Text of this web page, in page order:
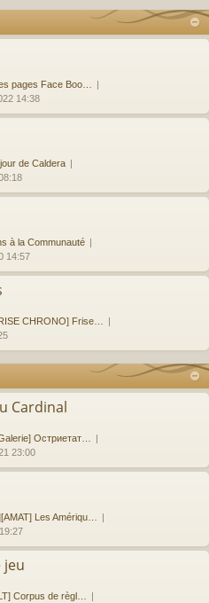
pages Face Boo…
14:38
de Caldera
à la Communauté
14:57
CHRONO] Frise…
Cardinal
Остриетат…
23:00
Les Amériqu…
jeu
Corpus de règl…